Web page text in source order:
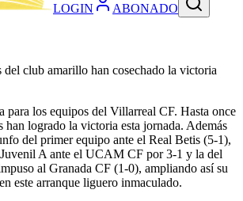
LOGIN ABONADO
del club amarillo han cosechado la victoria
para los equipos del Villarreal CF. Hasta once
han logrado la victoria esta jornada. Además
del primer equipo ante el Real Betis (5-1),
A ante el UCAM CF por 3-1 y la del
al Granada CF (1-0), ampliando así su
este arranque liguero inmaculado.